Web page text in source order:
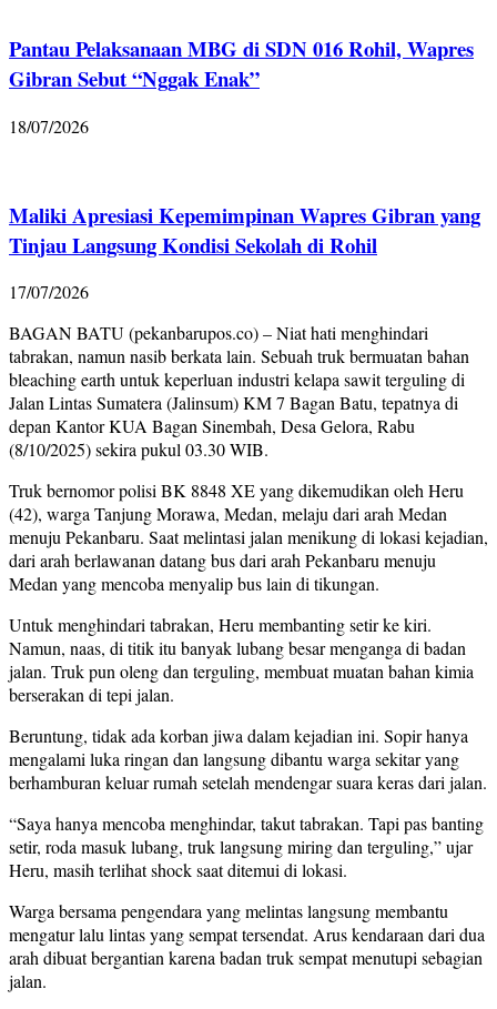
Pantau Pelaksanaan MBG di SDN 016 Rohil, Wapres
Gibran Sebut “Nggak Enak”
18/07/2026
Maliki Apresiasi Kepemimpinan Wapres Gibran yang
Tinjau Langsung Kondisi Sekolah di Rohil
17/07/2026
BAGAN BATU (pekanbarupos.co) – Niat hati menghindari
tabrakan, namun nasib berkata lain. Sebuah truk bermuatan bahan
bleaching earth untuk keperluan industri kelapa sawit terguling di
Jalan Lintas Sumatera (Jalinsum) KM 7 Bagan Batu, tepatnya di
depan Kantor KUA Bagan Sinembah, Desa Gelora, Rabu
(8/10/2025) sekira pukul 03.30 WIB.
Truk bernomor polisi BK 8848 XE yang dikemudikan oleh Heru
(42), warga Tanjung Morawa, Medan, melaju dari arah Medan
menuju Pekanbaru. Saat melintasi jalan menikung di lokasi kejadian,
dari arah berlawanan datang bus dari arah Pekanbaru menuju
Medan yang mencoba menyalip bus lain di tikungan.
Untuk menghindari tabrakan, Heru membanting setir ke kiri.
Namun, naas, di titik itu banyak lubang besar menganga di badan
jalan. Truk pun oleng dan terguling, membuat muatan bahan kimia
berserakan di tepi jalan.
Beruntung, tidak ada korban jiwa dalam kejadian ini. Sopir hanya
mengalami luka ringan dan langsung dibantu warga sekitar yang
berhamburan keluar rumah setelah mendengar suara keras dari jalan.
“Saya hanya mencoba menghindar, takut tabrakan. Tapi pas banting
setir, roda masuk lubang, truk langsung miring dan terguling,” ujar
Heru, masih terlihat shock saat ditemui di lokasi.
Warga bersama pengendara yang melintas langsung membantu
mengatur lalu lintas yang sempat tersendat. Arus kendaraan dari dua
arah dibuat bergantian karena badan truk sempat menutupi sebagian
jalan.